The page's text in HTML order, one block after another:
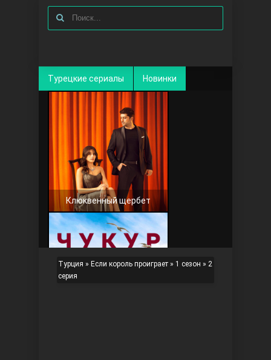
Турецкие сериалы Новинки
Клюквенный щербет
Турция » Если король проиграет » 1 сезон » 2
серия